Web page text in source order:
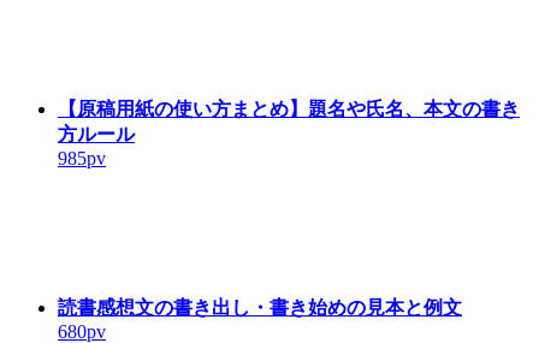
【原稿用紙の使い方まとめ】題名や氏名、本文の書き
方ルール
985pv
読書感想文の書き出し・書き始めの見本と例文
680pv